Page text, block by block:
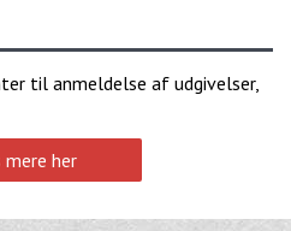
til anmeldelse af udgivelser,
her